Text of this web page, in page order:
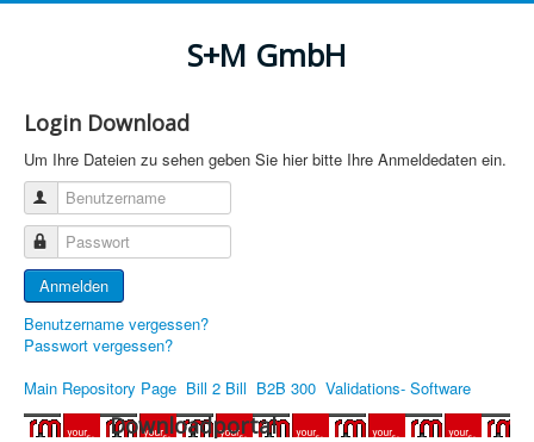
S+M GmbH
Login Download
Um Ihre Dateien zu sehen geben Sie hier bitte Ihre Anmeldedaten ein.
Benutzername
Passwort
Anmelden
Benutzername vergessen?
Passwort vergessen?
Main Repository Page Bill 2 Bill B2B 300 Validations- Software
Downloadportal